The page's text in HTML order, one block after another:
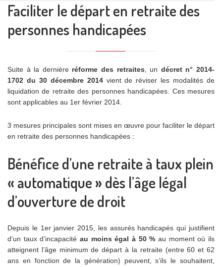
Faciliter le départ en retraite des
personnes handicapées
Suite à la dernière réforme des retraites , un décret n° 2014-
1702 du 30 décembre 2014vient de réviser les modalités de
liquidation de retraite des personnes handicapées. Ces mesures
sont applicables au 1er février 2014.
3 mesures principales sont mises en œuvre pour faciliter le départ
en retraite des personnes handicapées :
Bénéfice d’une retraite à taux plein
« automatique » dès l’âge légal
d’ouverture de droit
Depuis le 1er janvier 2015, les assurés handicapés qui justifient
d’un taux d’incapacité au moins égal à 50 % au moment où ils
atteignent l’âge minimum de départ à la retraite (entre 60 et 62
ans en fonction de la génération) peuvent, s’ils le souhaitent,